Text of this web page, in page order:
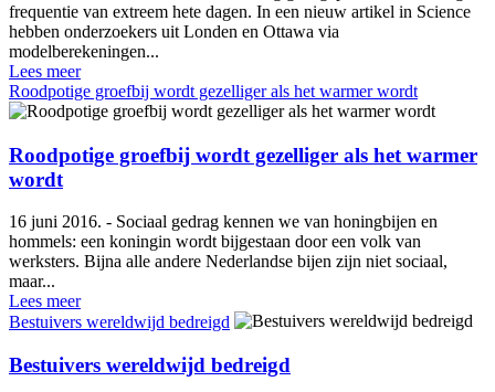
frequentie van extreem hete dagen. In een nieuw artikel in Science
hebben onderzoekers uit Londen en Ottawa via
modelberekeningen...
Lees meer
Roodpotige groefbij wordt gezelliger als het warmer wordt
Roodpotige groefbij wordt gezelliger als het warmer
wordt
16 juni 2016. - Sociaal gedrag kennen we van honingbijen en
hommels: een koningin wordt bijgestaan door een volk van
werksters. Bijna alle andere Nederlandse bijen zijn niet sociaal,
maar...
Lees meer
Bestuivers wereldwijd bedreigd
Bestuivers wereldwijd bedreigd